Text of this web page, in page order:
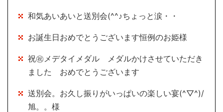
和気あいあいと送別会(^^♪ちょっと涙・・
お誕生日おめでとうございます恒例のお姫様
祝㊗メデタイメダル メダルかけさせていただき
ました おめでとうございます
送別会。お久し振りがいっぱいの楽しい宴(^▽^)/
旭。。様